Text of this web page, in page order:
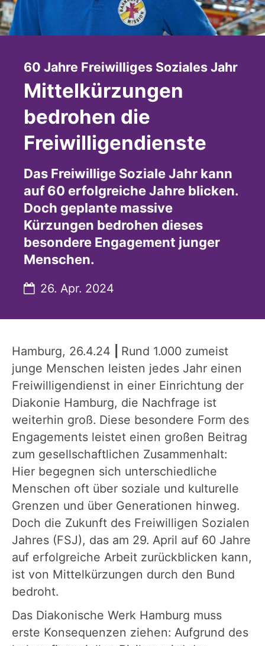
60 Jahre Freiwilliges Soziales Jahr:
Mittelkürzungen
bedrohen die
Freiwilligendienste
Das Freiwillige Soziale Jahr kann
auf 60 erfolgreiche Jahre blicken.
Doch geplante massive
Kürzungen bedrohen dieses
besondere Engagement junger
Menschen.
Datum:
26. Apr. 2024
Hamburg, 26.4.24 Rund 1.000 zumeist
junge Menschen leisten jedes Jahr einen
Freiwilligendienst in einer Einrichtung der
Diakonie Hamburg, die Nachfrage ist
weiterhin groß. Diese besondere Form des
Engagements leistet einen großen Beitrag
zum gesellschaftlichen Zusammenhalt:
Hier begegnen sich unterschiedliche
Menschen oft über soziale und kulturelle
Grenzen und über Generationen hinweg.
Doch die Zukunft des Freiwilligen Sozialen
Jahres (FSJ), das am 29. April auf 60 Jahre
auf erfolgreiche Arbeit zurückblicken kann,
ist von Mittelkürzungen durch den Bund
bedroht.
Das Diakonische Werk Hamburg muss
erste Konsequenzen ziehen: Aufgrund des